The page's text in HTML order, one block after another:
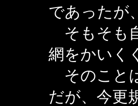
であったが
そもそも
網をかいく
そのこと
だが、今更